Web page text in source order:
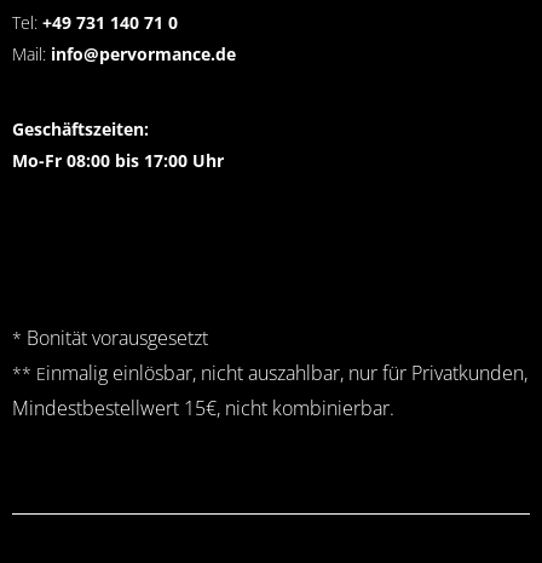
Tel: +49 731 140 71 0
Mail: info@pervormance.de
Geschäftszeiten:
Mo-Fr 08:00 bis 17:00 Uhr
* Bonität vorausgesetzt
** Einmalig einlösbar, nicht auszahlbar, nur für Privatkunden,
Mindestbestellwert 15€, nicht kombinierbar.